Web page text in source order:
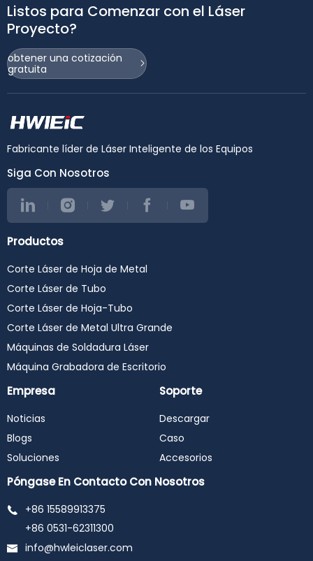
Listos para Comenzar con el Láser
Proyecto?
obtener una cotización
gratuita
Fabricante líder de Láser Inteligente de los Equipos
Siga Con Nosotros
Productos
Corte Láser de Hoja de Metal
Corte Láser de Tubo
Corte Láser de Hoja-Tubo
Corte Láser de Metal Ultra Grande
Máquinas de Soldadura Láser
Máquina Grabadora de Escritorio
Empresa
Noticias
Blogs
Soluciones
Soporte
Descargar
Caso
Accesorios
Póngase En Contacto Con Nosotros
+86 15589913375
+86 0531-62311300
info@hwleiclaser.com